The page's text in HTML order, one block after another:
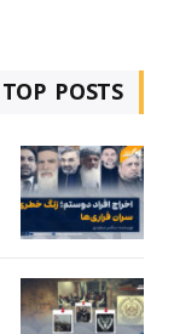
TOP POSTS